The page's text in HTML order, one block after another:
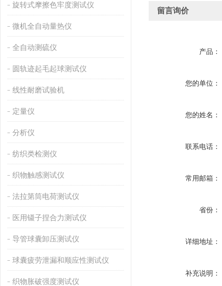
旋转式摩擦色牢度测试仪
微机全自动量热仪
全自动测硫仪
圆轨迹起毛起球测试仪
线性耐磨试验机
定量仪
分析仪
纺织类检测仪
织物触感测试仪
法拉第筒电荷测试仪
医用镊子捏合力测试仪
导管球囊卸压测试仪
球囊疲劳泄漏和顺应性测试仪
织物胀破强度测试仪
留言询价
产品：
您的单位：
您的姓名：
联系电话：
常用邮箱：
省份：
详细地址：
补充说明：